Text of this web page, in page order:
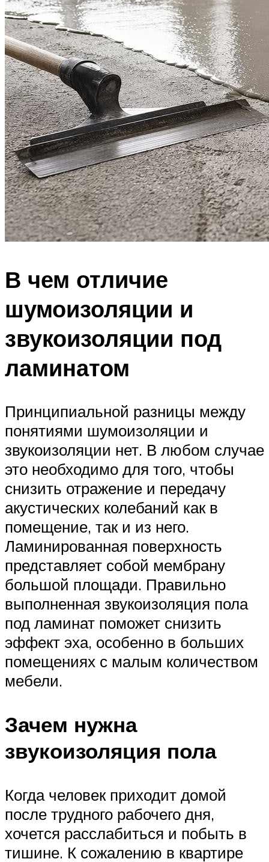
В чем отличие
шумоизоляции и
звукоизоляции под
ламинатом
Принципиальной разницы между
понятиями шумоизоляции и
звукоизоляции нет. В любом случае
это необходимо для того, чтобы
снизить отражение и передачу
акустических колебаний как в
помещение, так и из него.
Ламинированная поверхность
представляет собой мембрану
большой площади. Правильно
выполненная звукоизоляция пола
под ламинат поможет снизить
эффект эха, особенно в больших
помещениях с малым количеством
мебели.
Зачем нужна
звукоизоляция пола
Когда человек приходит домой
после трудного рабочего дня,
хочется расслабиться и побыть в
тишине. К сожалению в квартире